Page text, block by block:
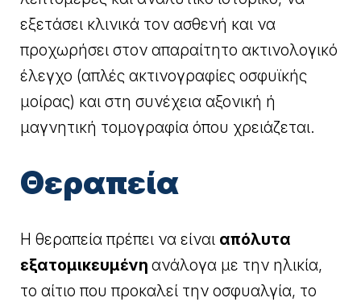
εξετάσει κλινικά τον ασθενή και να
προχωρήσει στον απαραίτητο ακτινολογικό
έλεγχο (απλές ακτινογραφίες οσφυϊκής
μοίρας) και στη συνέχεια αξονική ή
μαγνητική τομογραφία όπου χρειάζεται.
Θεραπεία
Η θεραπεία πρέπει να είναι απόλυτα
εξατομικευμένη ανάλογα με την ηλικία,
το αίτιο που προκαλεί την οσφυαλγία, το